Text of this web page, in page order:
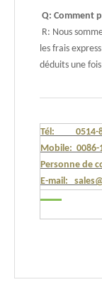
Q: Comment
R: Nous
les frais
déduits une
Tél: 0514-
Mobile: 0086-
Personne de
E-mail: